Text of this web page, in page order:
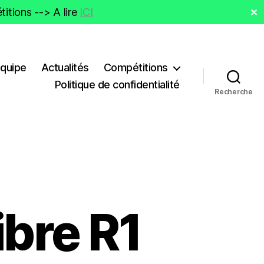
--> A lire ICI ✕
Actualités
Compétitions
Politique de confidentialité
Recherche
R1